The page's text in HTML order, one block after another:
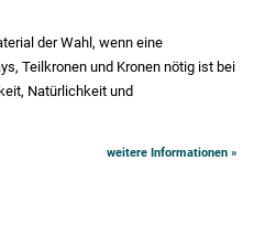
der Wahl, wenn eine
Teilkronen und Kronen nötig ist bei
Natürlichkeit und
weitere Informationen »